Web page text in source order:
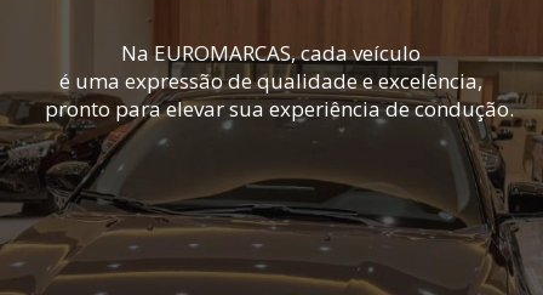
Na EUROMARCAS, cada veículo
é uma expressão de qualidade e excelência,
pronto para elevar sua experiência de condução.